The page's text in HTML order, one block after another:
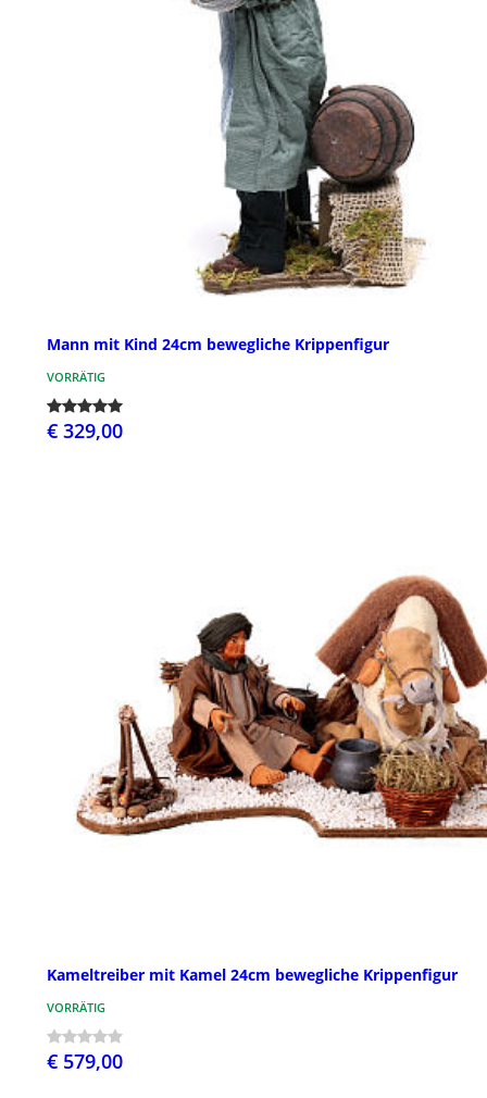
Mann mit Kind 24cm bewegliche Krippenfigur
VORRÄTIG
€ 329,00
Kameltreiber mit Kamel 24cm bewegliche Krippenfigur
VORRÄTIG
€ 579,00